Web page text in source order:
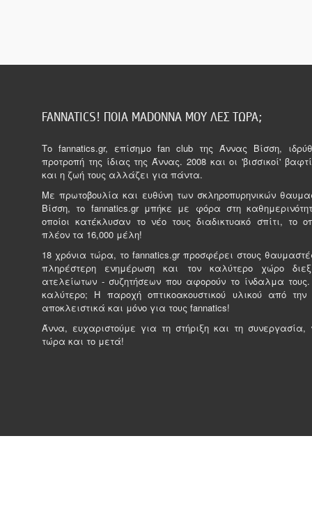
FANNATICS! ΠΟΙΑ MADONNA ΜΟΥ ΛΕΣ ΤΩΡΑ;
Tο fannatics.gr, επίσημο fan club της Άννας Βίσση,
προτροπή της ίδιας της Άννας. 2008 και οι 'βισσικοί'
και η ζωή τους αλλάζει για πάντα.
Με πρωτοβουλία και ευθύνη των σκληροπυρηνικών
Βίσση, το fannatics.gr μπήκε με φόρα στη
οποίοι κατέκλυσαν το νέο τους διαδικτυακό σπίτι, το
πλέον τα 16,000 μέλη!
18 χρόνια τώρα, το fannatics.gr προσφέρει στους
πληρέστερη ενημέρωση και τον καλύτερο χώρο
ατελείωτων - συζητήσεων που αφορούν το ίνδαλμα
καλύτερο; Η παροχή οπτικοακουστικού υλικού από
αποκλειστικά και μόνο για τους fannatics!
Άννα, ευχαριστούμε για τη στήριξη και τη συνεργασία,
τώρα και το μετά!